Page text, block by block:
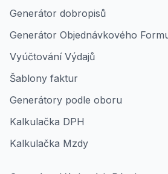
Generátor dobropisů
Generátor Objednávkového
Vyúčtování Výdajů
Šablony faktur
Generátory podle oboru
Kalkulačka DPH
Kalkulačka Mzdy